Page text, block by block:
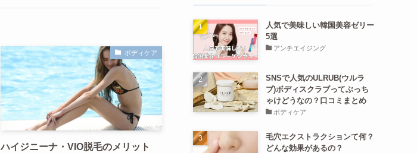
ボディケア
ハイジニーナ・VIO脱毛のメリット
人気で美味しい韓国美容ゼリー
5選
アンチエイジング
SNSで人気のULRUB(ウルラ
ブ)ボディスクラブってぶっち
ゃけどうなの？口コミまとめ
ボディケア
毛穴エクストラクションて何？
どんな効果があるの？